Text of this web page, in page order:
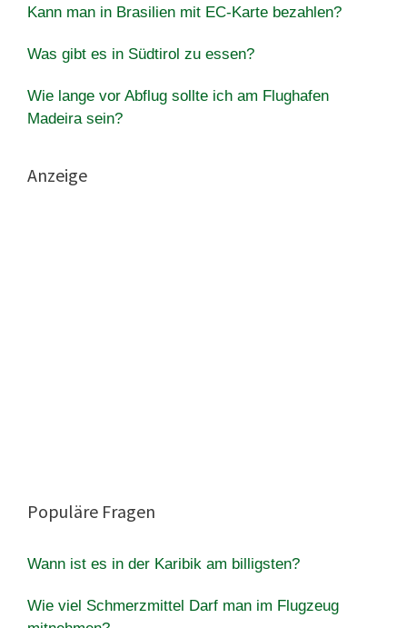
Kann man in Brasilien mit EC-Karte bezahlen?
Was gibt es in Südtirol zu essen?
Wie lange vor Abflug sollte ich am Flughafen
Madeira sein?
Anzeige
Populäre Fragen
Wann ist es in der Karibik am billigsten?
Wie viel Schmerzmittel Darf man im Flugzeug